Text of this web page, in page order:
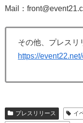
Mail：
その他、プレスリ
https://
プレスリリース イ